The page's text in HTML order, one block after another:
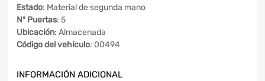
Estado: Material de segunda mano
Nº Puertas: 5
Ubicación: Almacenada
Código del vehículo: 00494
INFORMACIÓN ADICIONAL